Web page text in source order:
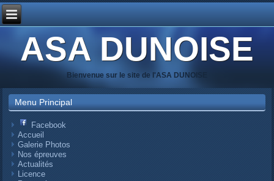
ASA DUNOISE
Bienvenue sur le site de l'ASA DUNOISE
Menu Principal
Facebook
Accueil
Galerie Photos
Nos épreuves
Actualités
Licence